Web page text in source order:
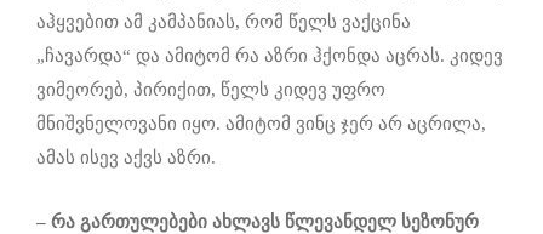
აჰყვებით ამ კამპანიას, რომ წელს ვაქცინა
„ჩავარდა“ და ამიტომ რა აზრი ჰქონდა აცრას. კიდევ
ვიმეორებ, პირიქით, წელს კიდევ უფრო
მნიშვნელოვანი იყო. ამიტომ ვინც ჯერ არ აცრილა,
ამას ისევ აქვს აზრი.
– რა გართულებები ახლავს წლევანდელ სეზონურ